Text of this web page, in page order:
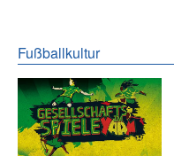
Fußballkultur